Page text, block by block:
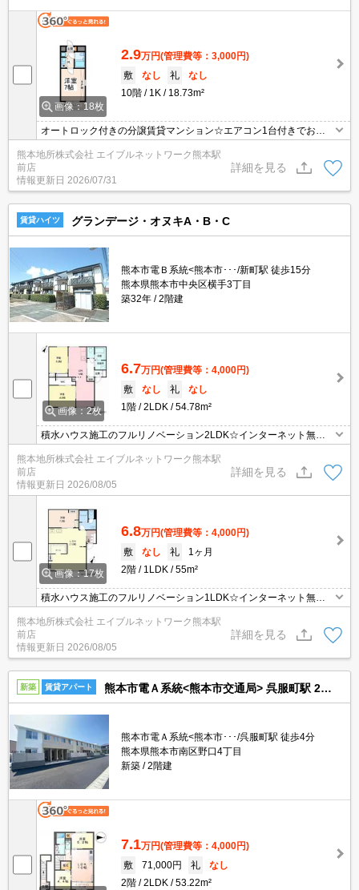
画像：18枚
2.9万円(管理費等：3,000円)
敷
なし 礼
なし
10階
1K 18.73m²
オートロック付きの分譲賃貸マンション☆エアコン1台付きでお引
越し後も快適に♪キッチン下にミニ冷蔵庫も付いてます！コンビニま
で徒歩1分と急なお買い物にも便利です☆詳しくはお問い合わせく
熊本地所株式会社 エイブルネットワーク熊本駅
前店
情報更新日 2026/07/31
詳細を見る
賃貸ハイツ グランデージ・オヌキA・B・C
熊本市電Ｂ系統<熊本市･･･/新町駅 徒歩15分
熊本県熊本市中央区横手3丁目
築32年
2階建
画像：2枚
6.7万円(管理費等：4,000円)
敷
なし 礼
なし
1階
2LDK 54.78m²
積水ハウス施工のフルリノベーション2LDK☆インターネット無料
で月々の通信費がお得☆駐車場も1台無料！12帖のリビングにシス
テムキッチン付きで日々のお料理も快適に☆駐車場2台目要相談で
熊本地所株式会社 エイブルネットワーク熊本駅
前店
情報更新日 2026/08/05
詳細を見る
画像：17枚
6.8万円(管理費等：4,000円)
敷
なし 礼
1ヶ月
2階
1LDK 55m²
積水ハウス施工のフルリノベーション1LDK☆インターネット無料
で月々の通信費がお得☆駐車場も1台無料♪広々とした21帖のリビン
グにも注目☆収納力のあるウォークインクローゼット付きで荷物の
熊本地所株式会社 エイブルネットワーク熊本駅
前店
情報更新日 2026/08/05
詳細を見る
新築 賃貸アパート 熊本市電Ａ系統<熊本市交通局> 呉服町駅 2階建 新築
熊本市電Ａ系統<熊本市･･･/呉服町駅 徒歩4分
熊本県熊本市南区野口4丁目
新築
2階建
7.1万円(管理費等：4,000円)
敷
71,000円 礼
なし
2階
2LDK 53.22m²